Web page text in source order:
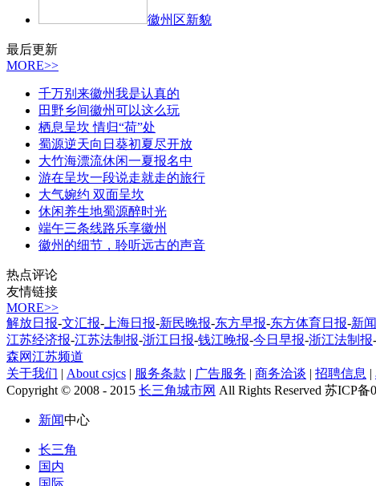
徽州区新貌
最后更新
MORE>>
千万别来徽州我是认真的
田野乡间徽州可以这么玩
栖息呈坎 情归“荷”处
蜀源逆天向日葵初夏尽开放
大竹海漂流休闲一夏报名中
游在呈坎一段说走就走的旅行
大气婉约 双面呈坎
休闲养生地蜀源醉时光
端午三条线路乐享徽州
徽州的细节，聆听远古的声音
热点评论
友情链接
MORE>>
解放日报-文汇报- 上海日报-新民晚报-东方早报-东方体育日报-新
江苏经济报-江苏法制报-浙江日报-钱江晚报-今日早报-浙江法制报-
森网江苏频道
关于我们 | About csjcs | 服务条款 | 广告服务 | 商务洽谈 | 招聘信息 |
Copyright © 2008 - 2015 长三角城市网 All Rights Reserved 苏ICP备
新闻中心
长三角
国内
国际